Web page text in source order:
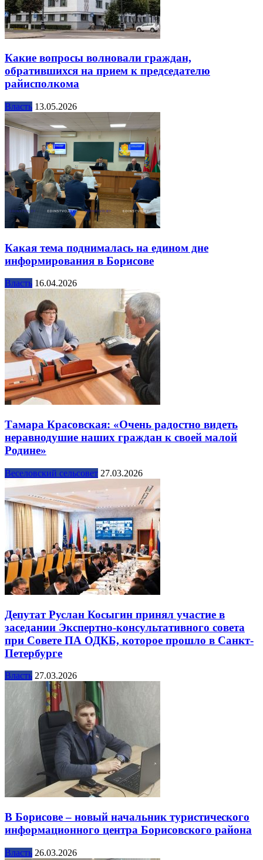
Какие вопросы волновали граждан,
обратившихся на прием к председателю
райисполкома
Власть 13.05.2026
Какая тема поднималась на едином дне
информирования в Борисове
Власть 16.04.2026
Тамара Красовская: «Очень радостно видеть
неравнодушие наших граждан к своей малой
Родине»
Веселовский сельсовет 27.03.2026
Депутат Руслан Косыгин принял участие в
заседании Экспертно-консультативного совета
при Совете ПА ОДКБ, которое прошло в Санкт-
Петербурге
Власть 27.03.2026
В Борисове – новый начальник туристического
информационного центра Борисовского района
Власть 26.03.2026